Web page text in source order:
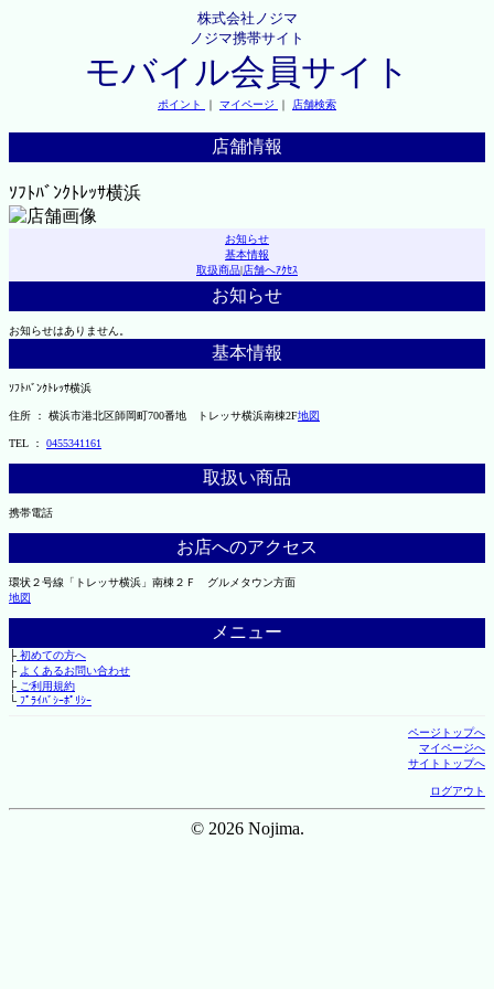
株式会社ノジマ
ノジマ携帯サイト
モバイル会員サイト
ポイント ｜ マイページ ｜ 店舗検索
店舗情報
ｿﾌﾄﾊﾞﾝｸﾄﾚｯｻ横浜
お知らせ
基本情報
取扱商品|店舗へｱｸｾｽ
お知らせ
お知らせはありません。
基本情報
ｿﾌﾄﾊﾞﾝｸﾄﾚｯｻ横浜
住所 ： 横浜市港北区師岡町700番地 トレッサ横浜南棟2F地図
TEL ： 0455341161
取扱い商品
携帯電話
お店へのアクセス
環状２号線「トレッサ横浜」南棟２Ｆ グルメタウン方面
地図
メニュー
├初めての方へ
├ よくあるお問い合わせ
├ご利用規約
└ﾌﾟﾗｲﾊﾞｼｰﾎﾟﾘｼｰ
ページトップへ
マイページへ
サイトトップへ
ログアウト
© 2026 Nojima.